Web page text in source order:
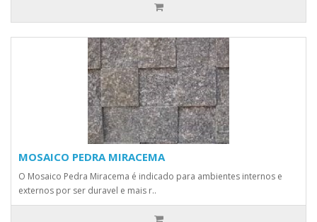
MOSAICO PEDRA MIRACEMA
O Mosaico Pedra Miracema é indicado para ambientes internos e
externos por ser duravel e mais r..